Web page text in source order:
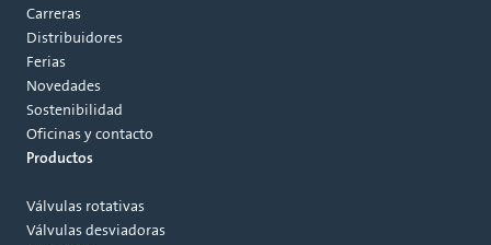
Carreras
Distribuidores
Ferias
Novedades
Sostenibilidad
Oficinas y contacto
Productos
Válvulas rotativas
Válvulas desviadoras